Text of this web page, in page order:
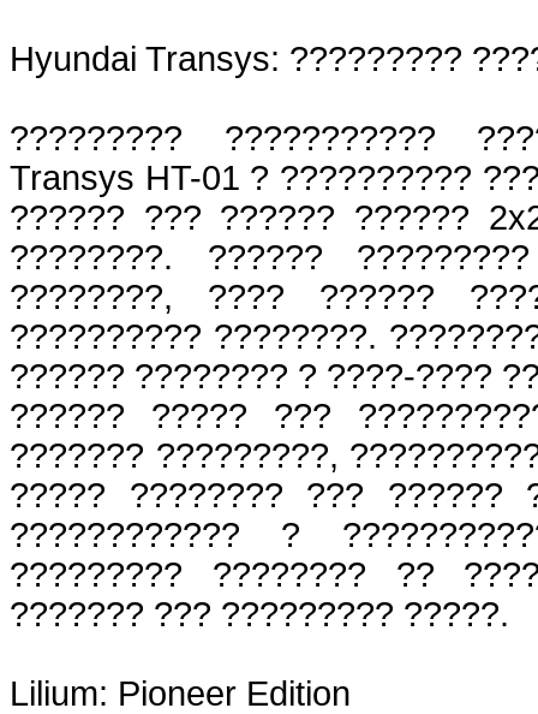
Hyundai Transys: ?????????
????????? ???????????
Transys HT-01 ? ??????????
?????? ??? ?????? ??????
????????. ??????
????????, ???? ??????
?????????? ????????.
?????? ???????? ? ????-????
?????? ????? ???
??????? ?????????,
????? ???????? ??? ??????
???????????? ?
????????? ???????? ??
??????? ??? ????????? ?????.
Lilium: Pioneer Edition